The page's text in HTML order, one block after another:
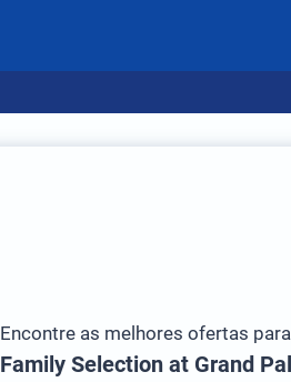
Encontre as melhores ofertas para